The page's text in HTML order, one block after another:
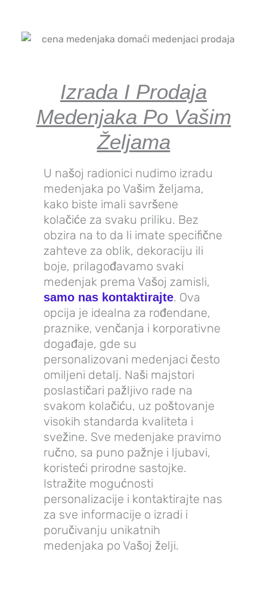
Izrada I Prodaja
Medenjaka Po Vašim
Željama
U našoj radionici nudimo izradu
medenjaka po Vašim željama,
kako biste imali savršene
kolačiće za svaku priliku. Bez
obzira na to da li imate specifične
zahteve za oblik, dekoraciju ili
boje, prilagođavamo svaki
medenjak prema Vašoj zamisli,
samo nas kontaktirajte. Ova
opcija je idealna za rođendane,
praznike, venčanja i korporativne
događaje, gde su
personalizovani medenjaci često
omiljeni detalj. Naši majstori
poslastičari pažljivo rade na
svakom kolačiću, uz poštovanje
visokih standarda kvaliteta i
svežine. Sve medenjake pravimo
ručno, sa puno pažnje i ljubavi,
koristeći prirodne sastojke.
Istražite mogućnosti
personalizacije i kontaktirajte nas
za sve informacije o izradi i
poručivanju unikatnih
medenjaka po Vašoj želji.